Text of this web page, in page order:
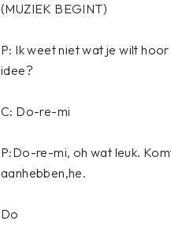
(MUZIEK BEGINT)
P: Ik weet niet wat je wilt
idee?
C: Do-re-mi
P:Do-re-mi, oh wat leuk.
aanhebben,he.
Do